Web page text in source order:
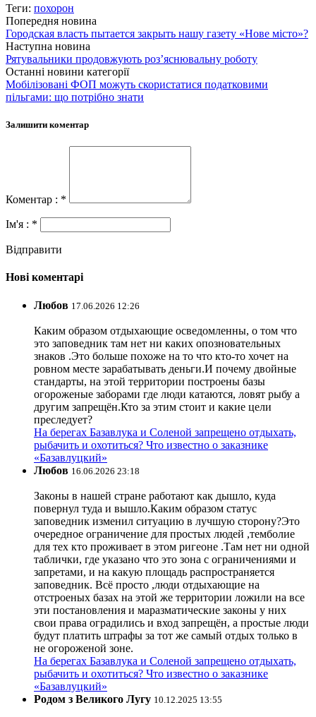
Теги: похорон
Попередня новина
Городская власть пытается закрыть нашу газету «Нове місто»?
Наступна новина
Рятувальники продовжують роз’яснювальну роботу
Останні новини категорії
Мобілізовані ФОП можуть скористатися податковими
пільгами: що потрібно знати
Залишити коментар
Коментар : *
Ім'я : *
Відправити
Нові коментарі
Любов 17.06.2026 12:26
Каким образом отдыхающие осведомленны, о том что
это заповедник там нет ни каких опозновательных
знаков .Это больше похоже на то что кто-то хочет на
ровном месте зарабатывать деньги.И почему двойные
стандарты, на этой территории построены базы
огороженые заборами где люди катаются, ловят рыбу а
другим запрещён.Кто за этим стоит и какие цели
преследует?
На берегах Базавлука и Соленой запрещено отдыхать,
рыбачить и охотиться? Что известно о заказнике
«Базавлуцкий»
Любов 16.06.2026 23:18
Законы в нашей стране работают как дышло, куда
повернул туда и вышло.Каким образом статус
заповедник изменил ситуацию в лучшую сторону?Это
очередное ограничение для простых людей ,темболие
для тех кто проживает в этом ригеоне .Там нет ни одной
таблички, где указано что это зона с ограничениями и
запретами, и на какую площадь распространяется
заповедник. Всё просто ,люди отдыхающие на
отстроеных базах на этой же территории ложили на все
эти постановления и маразматические законы у них
свои права оградились и вход запрещён, а простые люди
будут платить штрафы за тот же самый отдых только в
не огороженой зоне.
На берегах Базавлука и Соленой запрещено отдыхать,
рыбачить и охотиться? Что известно о заказнике
«Базавлуцкий»
Родом з Великого Лугу 10.12.2025 13:55